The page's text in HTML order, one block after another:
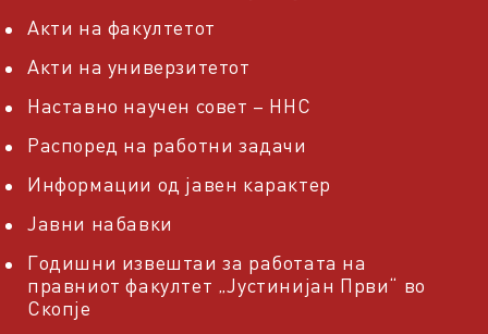
Акти на факултетот
Акти на универзитетот
Наставно научен совет – ННС
Распоред на работни задачи
Информации од јавен карактер
Јавни набавки
Годишни извештаи за работата на
правниот факултет „Јустинијан Први“ во
Скопје